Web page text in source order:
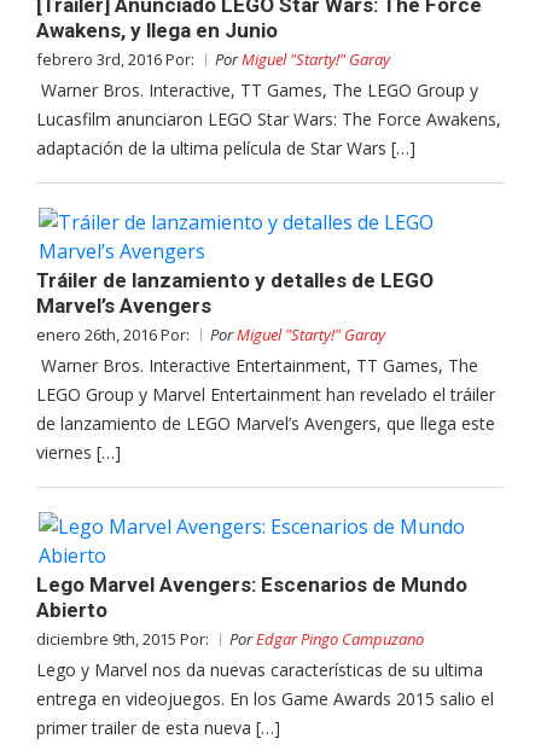
Awakens, y llega en Junio
febrero 3rd, 2016 Por: PorMiguel "Starty!" Garay
Warner Bros. Interactive, TT Games, The LEGO Group y
Lucasfilm anunciaron LEGO Star Wars: The Force Awakens,
adaptación de la ultima película de Star Wars […]
Tráiler de lanzamiento y detalles de LEGO
Marvel’s Avengers
enero 26th, 2016 Por: PorMiguel "Starty!" Garay
Warner Bros. Interactive Entertainment, TT Games, The
LEGO Group y Marvel Entertainment han revelado el tráiler
de lanzamiento de LEGO Marvel’s Avengers, que llega este
viernes […]
Lego Marvel Avengers: Escenarios de Mundo
Abierto
diciembre 9th, 2015 Por: PorEdgar Pingo Campuzano
Lego y Marvel nos da nuevas características de su ultima
entrega en videojuegos. En los Game Awards 2015 salio el
primer trailer de esta nueva […]